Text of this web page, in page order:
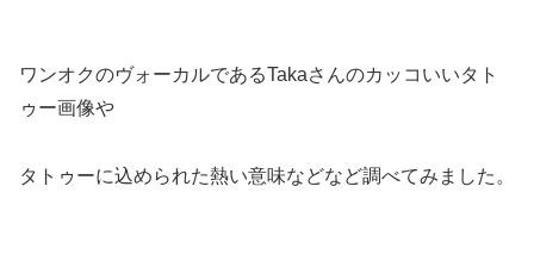
ワンオクのヴォーカルであるTakaさんのカッコいいタト
ゥー画像や
タトゥーに込められた熱い意味などなど調べてみました。